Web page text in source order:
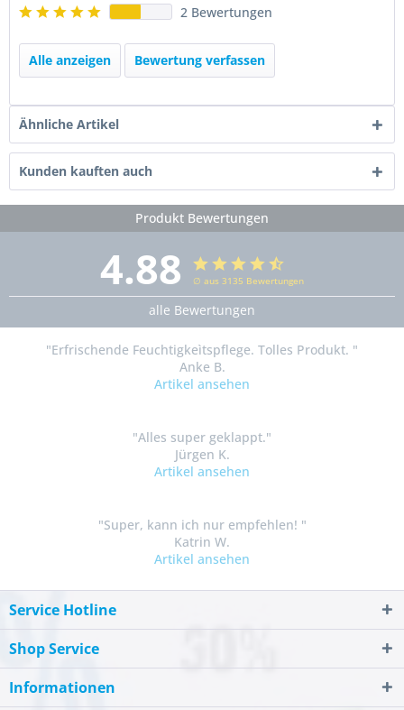
2 Bewertungen
Alle anzeigen Bewertung verfassen
Ähnliche Artikel
Kunden kauften auch
Produkt Bewertungen
4.88 ∅ aus 3135 Bewertungen
alle Bewertungen
"Erfrischende Feuchtigkeìtspflege. Tolles Produkt. "
Anke B.
Artikel ansehen
"Alles super geklappt."
Jürgen K.
Artikel ansehen
"Super, kann ich nur empfehlen! "
Katrin W.
Artikel ansehen
Service Hotline
Shop Service
Informationen